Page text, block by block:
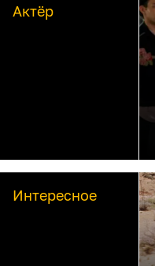
Актёр
Интересное